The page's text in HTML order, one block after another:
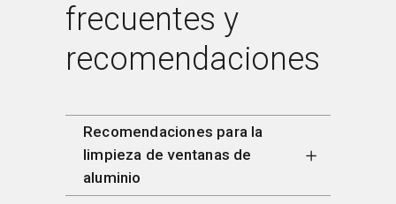
frecuentes y
recomendaciones
Recomendaciones para la
limpieza de ventanas de
aluminio